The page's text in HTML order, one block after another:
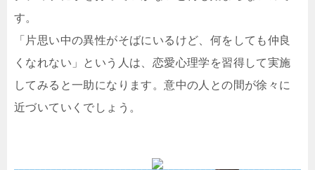
す。
「片思い中の異性がそばにいるけど、何をしても仲良
くなれない」という人は、恋愛心理学を習得して実施
してみると一助になります。意中の人との間が徐々に
近づいていくでしょう。